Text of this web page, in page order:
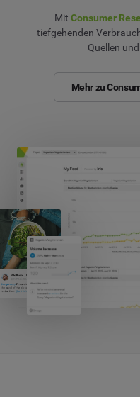
Mit Consumer
tiefgehenden
Quellen
Mehr zu